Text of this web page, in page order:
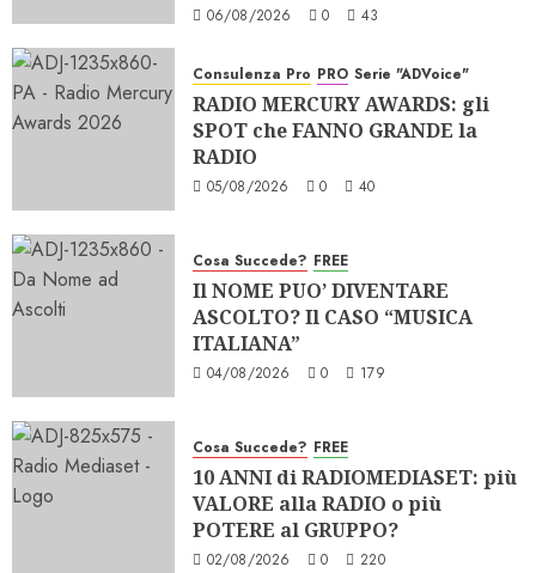
06/08/2026 0 43
Consulenza Pro PRO Serie "ADVoice"
RADIO MERCURY AWARDS: gli
SPOT che FANNO GRANDE la
RADIO
05/08/2026 0 40
Cosa Succede? FREE
Il NOME PUO’ DIVENTARE
ASCOLTO? Il CASO “MUSICA
ITALIANA”
04/08/2026 0 179
Cosa Succede? FREE
10 ANNI di RADIOMEDIASET: più
VALORE alla RADIO o più
POTERE al GRUPPO?
02/08/2026 0 220